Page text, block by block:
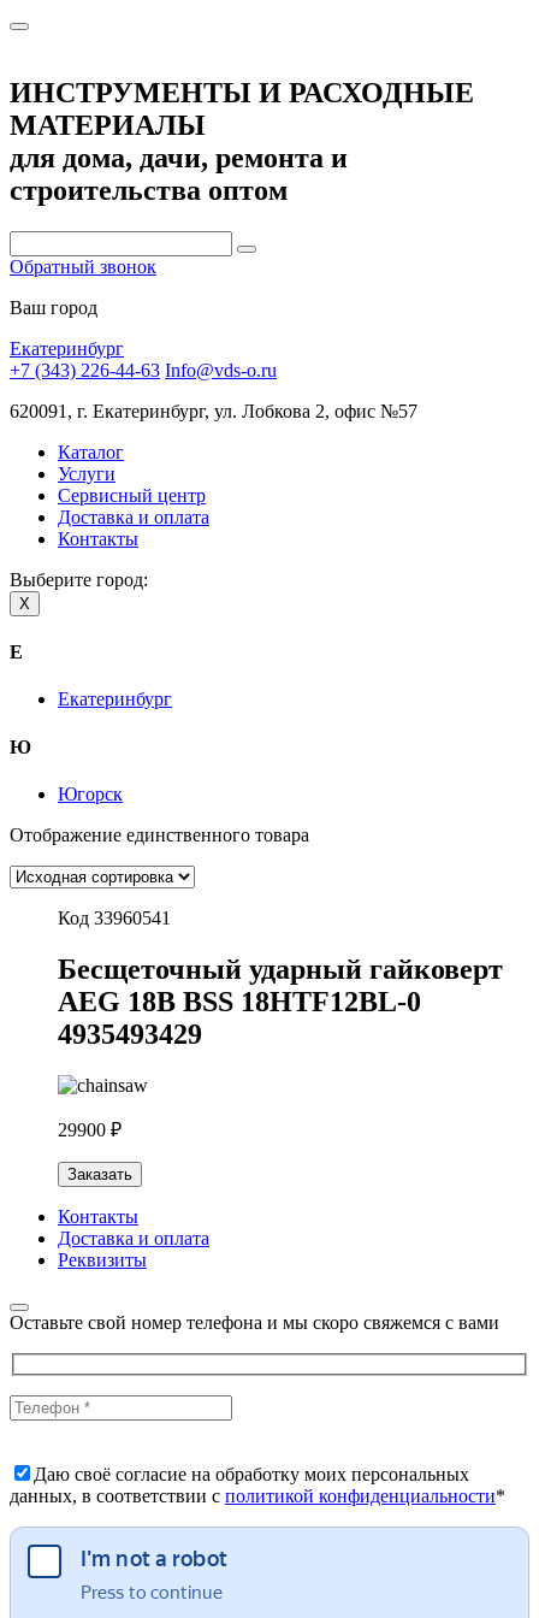
ИНСТРУМЕНТЫ И РАСХОДНЫЕ
МАТЕРИАЛЫ
для дома, дачи, ремонта и
строительства оптом
Обратный звонок
Ваш город
Екатеринбург
+7 (343) 226-44-63 Info@vds-o.ru
620091, г. Екатеринбург, ул. Лобкова 2, офис №57
Каталог
Услуги
Сервисный центр
Доставка и оплата
Контакты
Выберите город:
X
Е
Екатеринбург
Ю
Югорск
Отображение единственного товара
Код 33960541
Бесщеточный ударный гайковерт
AEG 18В BSS 18HTF12BL-0
4935493429
29900 ₽
Заказать
Контакты
Доставка и оплата
Реквизиты
Оставьте свой номер телефона и мы скоро свяжемся с вами
Даю своё согласие на обработку моих персональных
данных, в соответствии с политикой конфиденциальности*